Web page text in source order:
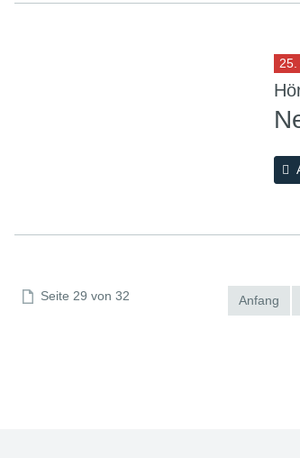
25.
Seite 29 von 32 Anfang